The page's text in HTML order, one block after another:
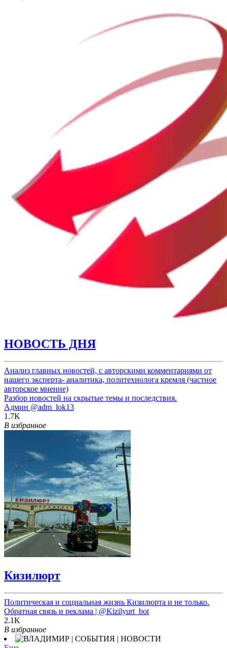
НОВОСТЬ ДНЯ
Анализ главных новостей, с авторскими комментариями от
нашего эксперта- аналитика, политехнолога кремля (частное
авторское мнение)
Разбор новостей на скрытые темы и последствия.
Админ @adm_lok13
1.7K
В избранное
Кизилюрт
Политическая и социальная жизнь Кизилюрта и не только.
Обратная связь и реклама | @Kizilyurt_bot
2.1K
В избранное